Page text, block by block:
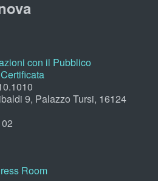
con il Pubblico
9, Palazzo Tursi, 16124
Room